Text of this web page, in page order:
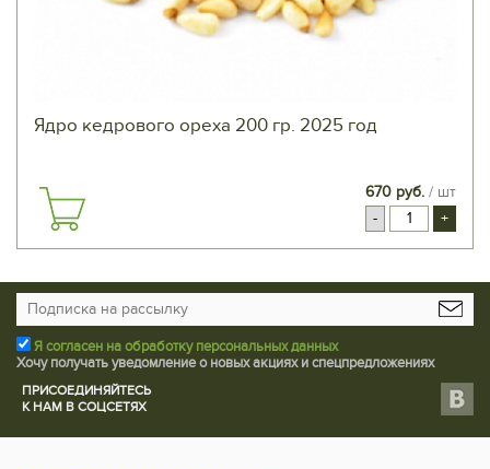
Ядро кедрового ореха 200 гр. 2025 год
670 руб. / шт
-
+
Я согласен на обработку персональных данных
Хочу получать уведомление о новых акциях и спецпредложениях
ПРИСОЕДИНЯЙТЕСЬ
К НАМ В СОЦСЕТЯХ